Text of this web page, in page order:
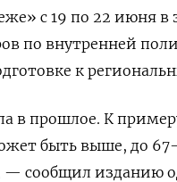
с 19 по 22 июня
по внутренней
к
в прошлое. К
быть выше, до
— сообщил изданию